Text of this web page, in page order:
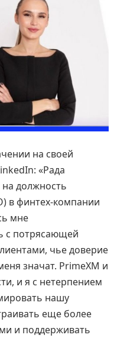
на своей
«Рада
должность
в финтех-компании
мне
с потрясающей
чье доверие
значат. PrimeXM и
и я с нетерпением
нашу
еще более
и поддерживать